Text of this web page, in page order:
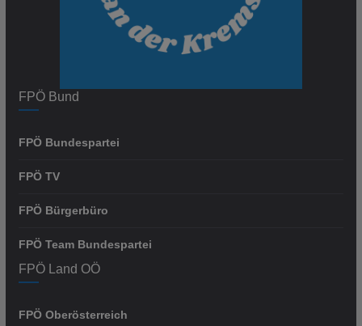
FPÖ Bund
FPÖ Bundespartei
FPÖ TV
FPÖ Bürgerbüro
FPÖ Team Bundespartei
FPÖ Land OÖ
FPÖ Oberösterreich